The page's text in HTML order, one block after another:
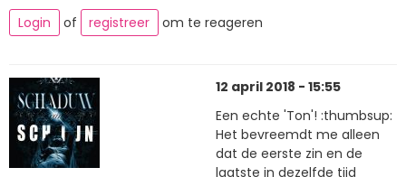
Login
of registreer om te reageren
12 april 2018 - 15:55
Een echte 'Ton'! :thumbsup:
Het bevreemdt me alleen
dat de eerste zin en de
laatste in dezelfde tijd